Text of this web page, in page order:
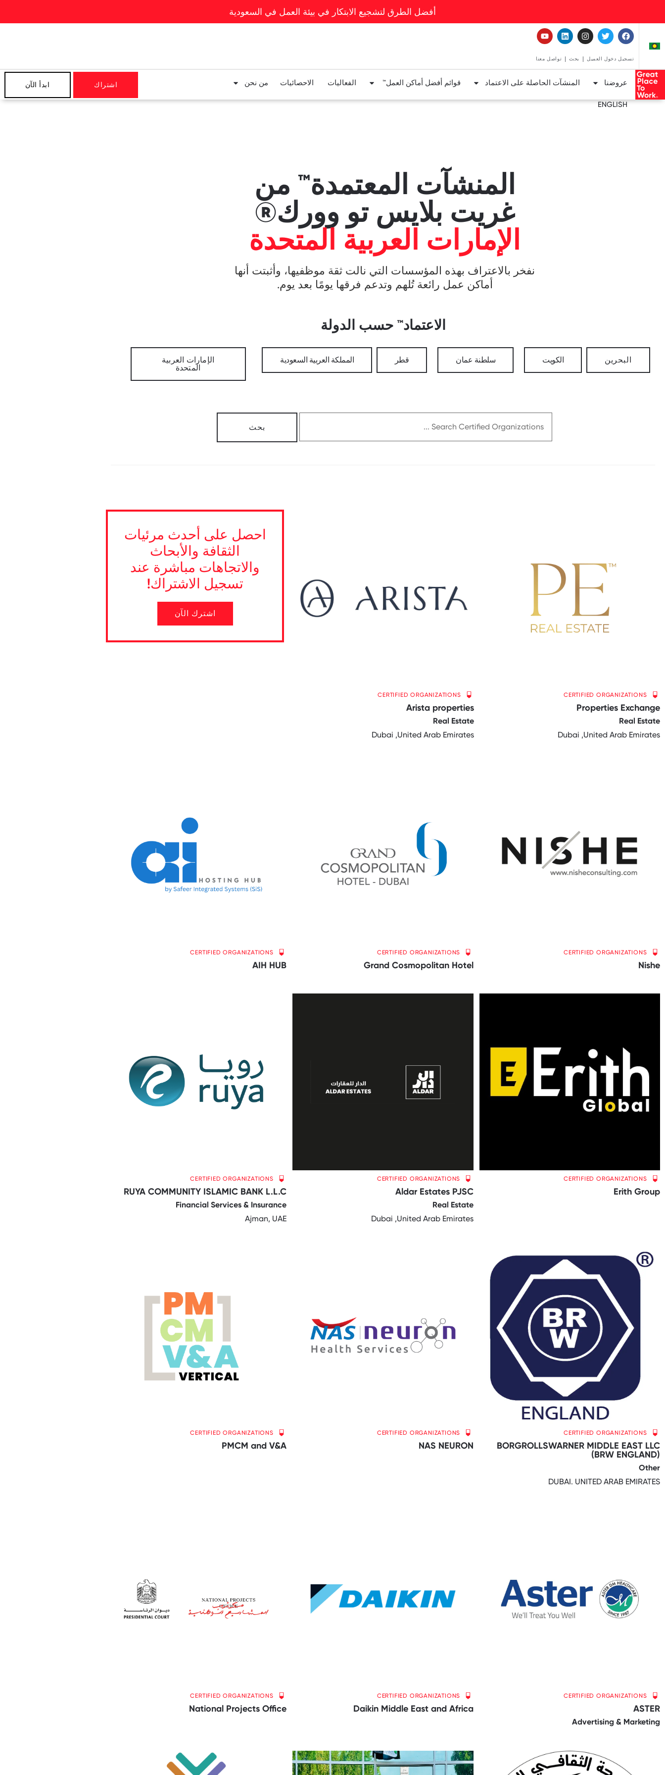
أفضل الطرق لتشجيع الابتكار في بيئة العمل في السعودية
تسجيل دخول العميل بحث تواصل معنا
عروضنا المنشآت الحاصلة على الاعتماد قوائم أفضل أماكن العمل™ الفعاليات الاحصائيات من نحن
ENGLISH
اشتراك ابدأ الآن
المنشآت المعتمدة™ من
غريت بلايس تو وورك®
الإمارات العربية المتحدة
نفخر بالاعتراف بهذه المؤسسات التي نالت ثقة موظفيها، وأثبتت أنها
أماكن عمل رائعة تُلهم وتدعم فرقها يومًا بعد يوم.
الاعتماد™ حسب الدولة
البحرين الكويت سلطنة عمان قطر المملكة العربية السعودية
الإمارات العربية
المتحدة
CERTIFIED ORGANIZATIONS
Properties Exchange
Real Estate
Dubai ,United Arab Emirates
CERTIFIED ORGANIZATIONS
Arista properties
Real Estate
Dubai ,United Arab Emirates
احصل على أحدث مرئيات
الثقافة والأبحاث
والاتجاهات مباشرة عند
تسجيل الاشتراك!
اشترك الآن
CERTIFIED ORGANIZATIONS
Nishe
CERTIFIED ORGANIZATIONS
Grand Cosmopolitan Hotel
CERTIFIED ORGANIZATIONS
AIH HUB
CERTIFIED ORGANIZATIONS
Erith Group
CERTIFIED ORGANIZATIONS
Aldar Estates PJSC
Real Estate
Dubai ,United Arab Emirates
CERTIFIED ORGANIZATIONS
RUYA COMMUNITY ISLAMIC BANK L.L.C
Financial Services & Insurance
Ajman, UAE
CERTIFIED ORGANIZATIONS
BORGROLLSWARNER MIDDLE EAST LLC
(BRW ENGLAND)
Other
DUBAI. UNITED ARAB EMIRATES
CERTIFIED ORGANIZATIONS
NAS NEURON
CERTIFIED ORGANIZATIONS
PMCM and V&A
CERTIFIED ORGANIZATIONS
ASTER
Advertising & Marketing
CERTIFIED ORGANIZATIONS
Daikin Middle East and Africa
CERTIFIED ORGANIZATIONS
National Projects Office